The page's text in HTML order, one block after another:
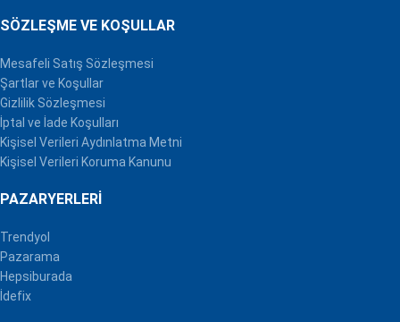
SÖZLEŞME VE KOŞULLAR
Mesafeli Satış Sözleşmesi
Şartlar ve Koşullar
Gizlilik Sözleşmesi
İptal ve İade Koşulları
Kişisel Verileri Aydınlatma Metni
Kişisel Verileri Koruma Kanunu
PAZARYERLERI
Trendyol
Pazarama
Hepsiburada
İdefix